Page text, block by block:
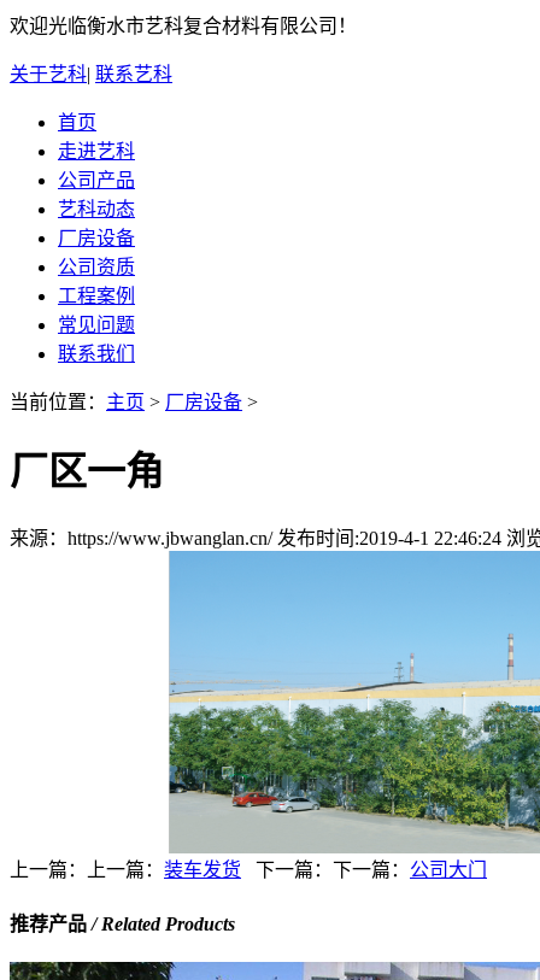
欢迎光临衡水市艺科复合材料有限公司！
关于艺科| 联系艺科
首页
走进艺科
公司产品
艺科动态
厂房设备
公司资质
工程案例
常见问题
联系我们
当前位置： 主页 > 厂房设备 >
厂区一角
来源：https://www.jbwanglan.cn/ 发布时间:2019-4-1 22:46:24 浏
上一篇：上一篇： 装车发货 下一篇：下一篇： 公司大门
推荐产品/ Related Products